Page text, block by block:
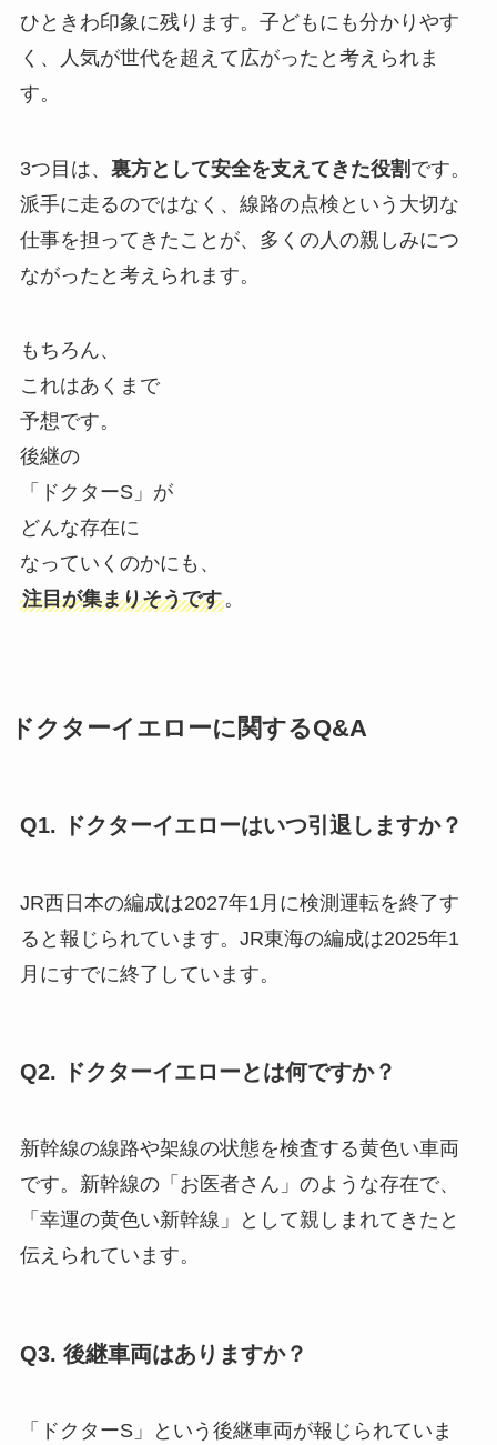
ひときわ印象に残ります。子どもにも分かりやす
く、人気が世代を超えて広がったと考えられま
す。
3つ目は、 裏方として安全を支えてきた役割 です。
派手に走るのではなく、線路の点検という大切な
仕事を担ってきたことが、多くの人の親しみにつ
ながったと考えられます。
もちろん、
これはあくまで
予想です。
後継の
「ドクターS」が
どんな存在に
なっていくのかにも、
注目が集まりそうです。
ドクターイエローに関するQ&A
Q1. ドクターイエローはいつ引退しますか？
JR西日本の編成は2027年1月に検測運転を終了す
ると報じられています。JR東海の編成は2025年1
月にすでに終了しています。
Q2. ドクターイエローとは何ですか？
新幹線の線路や架線の状態を検査する黄色い車両
です。新幹線の「お医者さん」のような存在で、
「幸運の黄色い新幹線」として親しまれてきたと
伝えられています。
Q3. 後継車両はありますか？
「ドクターS」という後継車両が報じられていま